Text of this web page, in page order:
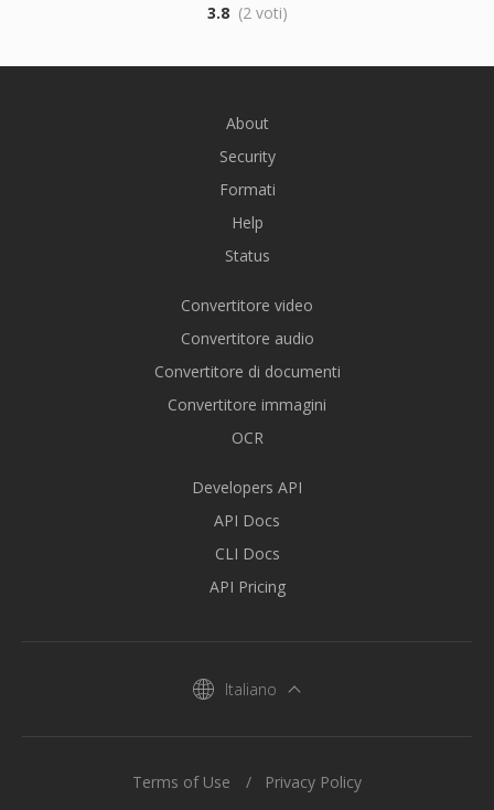
3.8 (2 voti)
About
Security
Formati
Help
Status
Convertitore video
Convertitore audio
Convertitore di documenti
Convertitore immagini
OCR
Developers API
API Docs
CLI Docs
API Pricing
Italiano
Terms of Use Privacy Policy